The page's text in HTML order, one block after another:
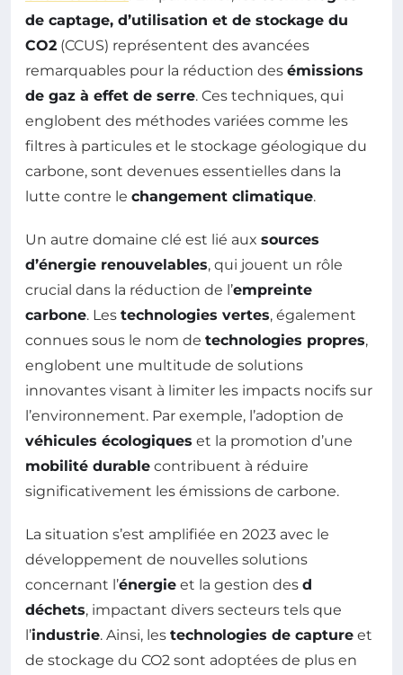
de captage, d’utilisation et de stockage du
CO2 (CCUS) représentent des avancées
remarquables pour la réduction des émissions
de gaz à effet de serre. Ces techniques, qui
englobent des méthodes variées comme les
filtres à particules et le stockage géologique du
carbone, sont devenues essentielles dans la
lutte contre le changement climatique.
Un autre domaine clé est lié aux sources
d’énergie renouvelables, qui jouent un rôle
crucial dans la réduction de l’empreinte
carbone. Les technologies vertes, également
connues sous le nom de technologies propres,
englobent une multitude de solutions
innovantes visant à limiter les impacts nocifs sur
l’environnement. Par exemple, l’adoption de
véhicules écologiques et la promotion d’une
mobilité durable contribuent à réduire
significativement les émissions de carbone.
La situation s’est amplifiée en 2023 avec le
développement de nouvelles solutions
concernant l’énergie et la gestion des d
déchets, impactant divers secteurs tels que
l’industrie. Ainsi, les technologies de capture et
de stockage du CO2 sont adoptées de plus en